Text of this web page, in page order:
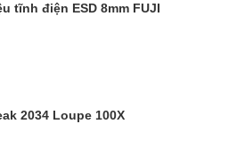
tĩnh điện ESD 8mm FUJI
2034 Loupe 100X